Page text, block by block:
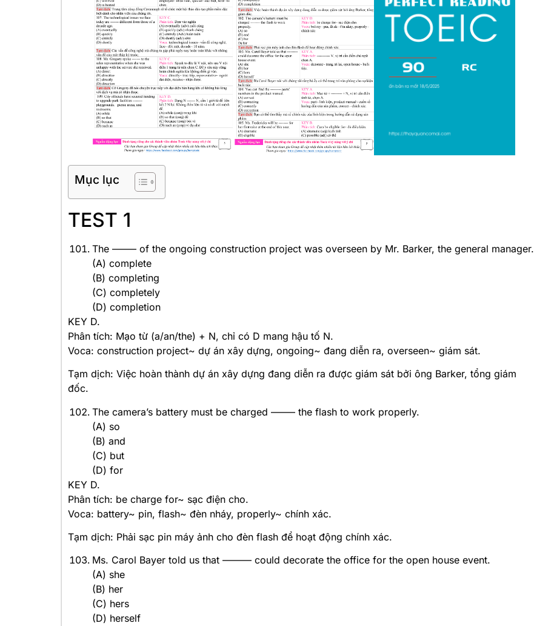
Mục lục
TEST 1
The ——– of the ongoing construction project was overseen by Mr. Barker, the general manager.
(A) complete
(B) completing
(C) completely
(D) completion
KEY D.
Phân tích: Mạo từ (a/an/the) + N, chỉ có D mang hậu tố N.
Voca: construction project~ dự án xây dựng, ongoing~ đang diễn ra, overseen~ giám sát.
Tạm dịch: Việc hoàn thành dự án xây dựng đang diễn ra được giám sát bởi ông Barker, tổng giám
đốc.
The camera’s battery must be charged ——– the flash to work properly.
(A) so
(B) and
(C) but
(D) for
KEY D.
Phân tích: be charge for~ sạc điện cho.
Voca: battery~ pin, flash~ đèn nháy, properly~ chính xác.
Tạm dịch: Phải sạc pin máy ảnh cho đèn flash để hoạt động chính xác.
Ms. Carol Bayer told us that ——— could decorate the office for the open house event.
(A) she
(B) her
(C) hers
(D) herself